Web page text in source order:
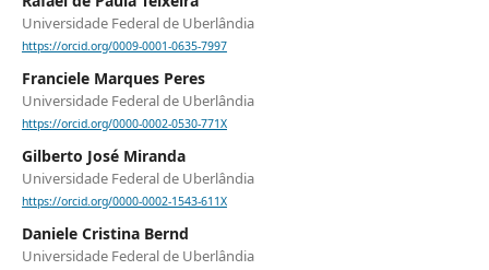
Universidade Federal de Uberlândia
https://orcid.org/0009-0001-0635-7997
Franciele Marques Peres
Universidade Federal de Uberlândia
https://orcid.org/0000-0002-0530-771X
Gilberto José Miranda
Universidade Federal de Uberlândia
https://orcid.org/0000-0002-1543-611X
Daniele Cristina Bernd
Universidade Federal de Uberlândia